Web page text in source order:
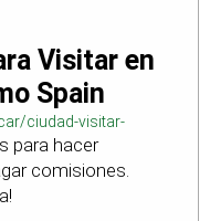
Visitar en
Spain
ciudad-visitar-
para hacer
comisiones.